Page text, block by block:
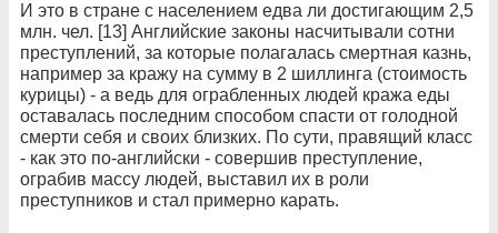
И это в стране с населением едва ли достигающим 2,5
млн. чел. [13] Английские законы насчитывали сотни
преступлений, за которые полагалась смертная казнь,
например за кражу на сумму в 2 шиллинга (стоимость
курицы) - а ведь для ограбленных людей кража еды
оставалась последним способом спасти от голодной
смерти себя и своих близких. По сути, правящий класс
- как это по-английски - совершив преступление,
ограбив массу людей, выставил их в роли
преступников и стал примерно карать.